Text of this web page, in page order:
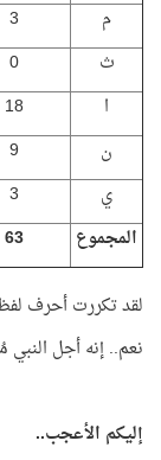
م
3
ث
0
ا
18
ن
9
ي
3
المجموع
63
لقد تكررت أحرف لفظ
نعم.. إنه أجل
إليكم الأعجب..